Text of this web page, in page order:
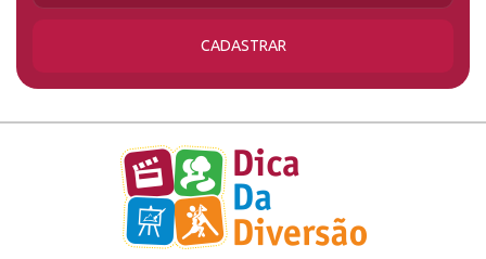
CADASTRAR